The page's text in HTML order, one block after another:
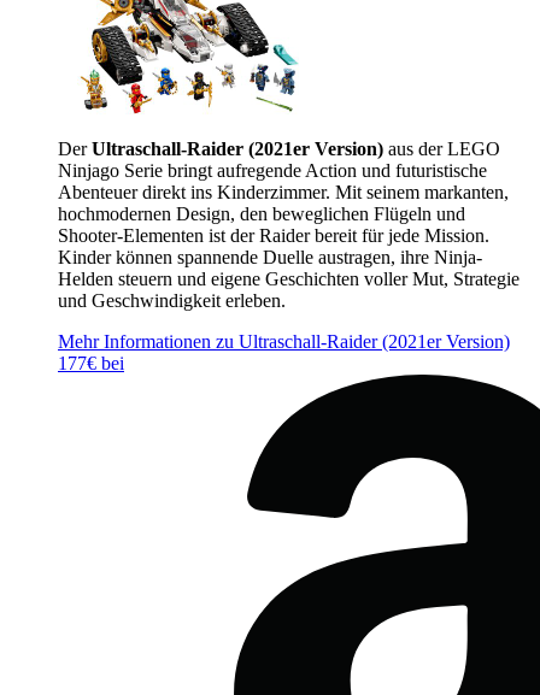
DerUltraschall-Raider (2021er Version) aus der LEGO
Ninjago Serie bringt aufregende Action und futuristische
Abenteuer direkt ins Kinderzimmer. Mit seinem markanten,
hochmodernen Design, den beweglichen Flügeln und
Shooter-Elementen ist der Raider bereit für jede Mission.
Kinder können spannende Duelle austragen, ihre Ninja-
Helden steuern und eigene Geschichten voller Mut, Strategie
und Geschwindigkeit erleben.
Mehr Informationen zu Ultraschall-Raider (2021er Version)
177€ bei